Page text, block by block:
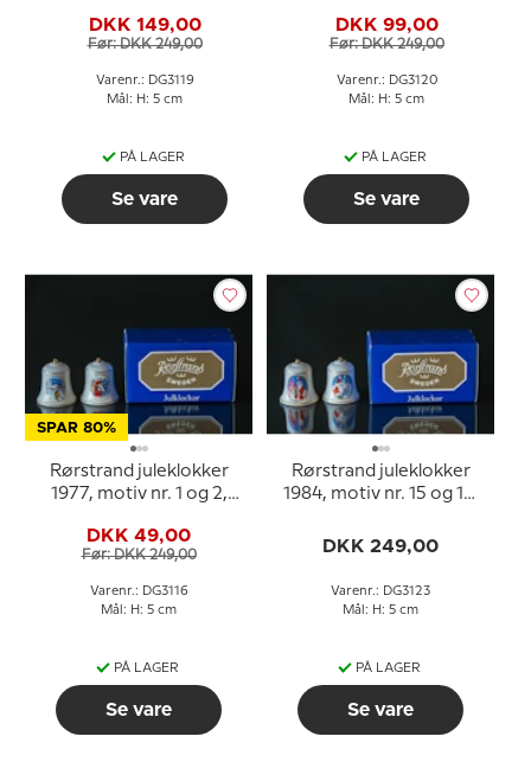
DKK 149,00
Før: DKK 249,00
Varenr.: DG3119
Mål: H: 5 cm
PÅ LAGER
Se vare
DKK 99,00
Før: DKK 249,00
Varenr.: DG3120
Mål: H: 5 cm
PÅ LAGER
Se vare
SPAR 80%
Rørstrand juleklokker
1977, motiv nr. 1 og 2,
DKK 49,00
Før: DKK 249,00
Varenr.: DG3116
Mål: H: 5 cm
PÅ LAGER
Se vare
Rørstrand juleklokker
1984, motiv nr. 15 og 16,
DKK 249,00
Varenr.: DG3123
Mål: H: 5 cm
PÅ LAGER
Se vare